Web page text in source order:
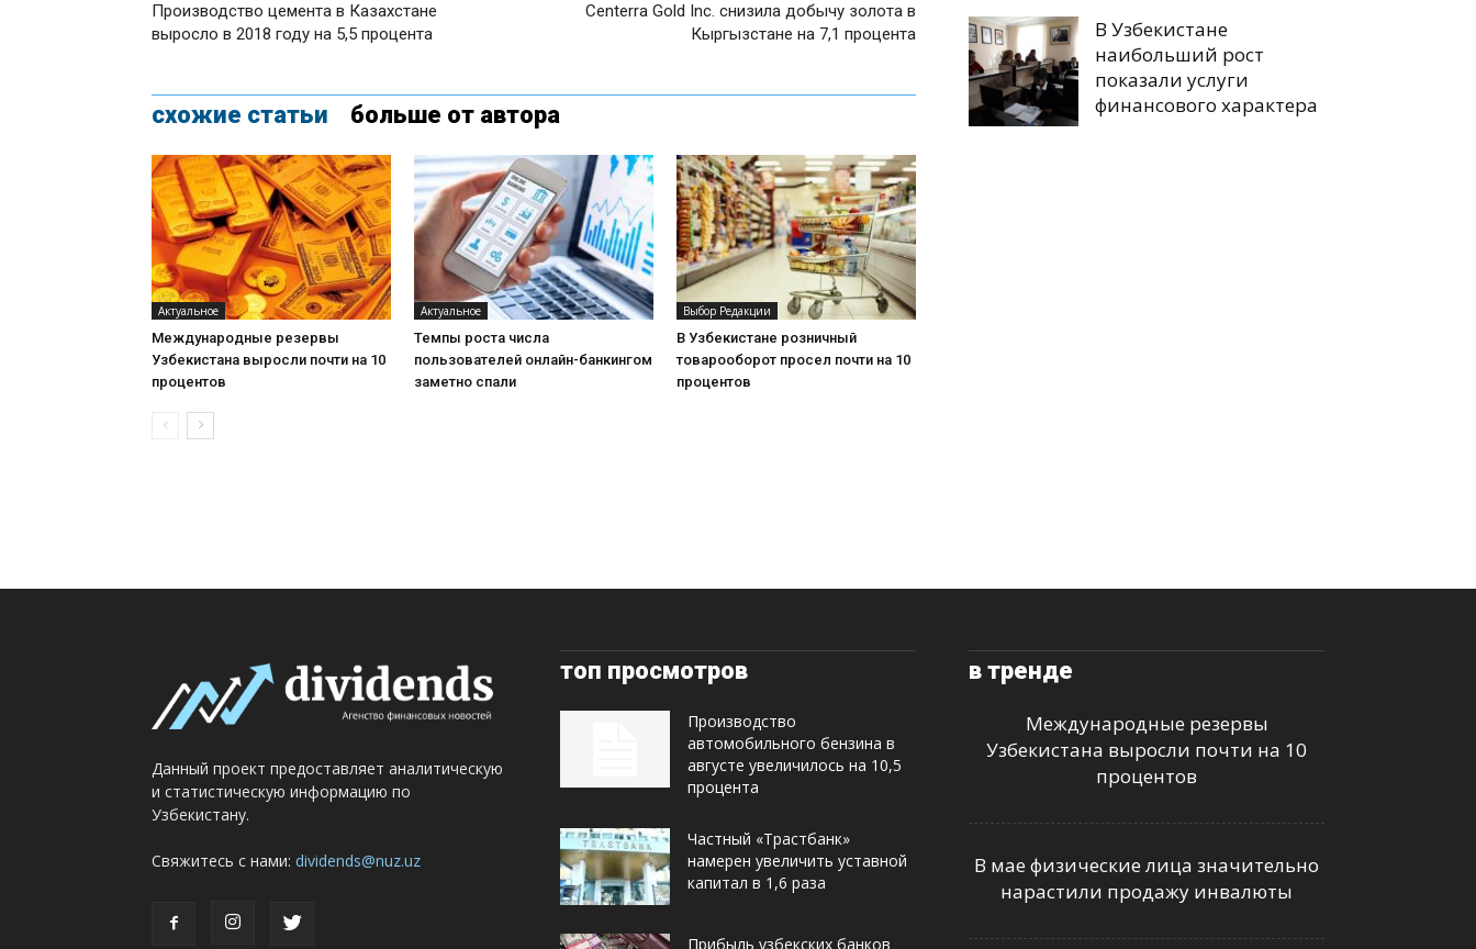
Производство цемента в Казахстане
выросло в 2018 году на 5,5 процента
Centerra Gold Inc. снизила добычу золота в
Кыргызстане на 7,1 процента
схожие статьи больше от автора
Актуальное
Международные резервы
Узбекистана выросли почти на 10
процентов
Актуальное
Темпы роста числа
пользователей онлайн-банкингом
заметно спали
Выбор Редакции
В Узбекистане розничный
товарооборот просел почти на 10
процентов
В Узбекистане
наибольший рост
показали услуги
финансового характера
Данный проект предоставляет аналитическую
и статистическую информацию по
Узбекистану.
Свяжитесь с нами: dividends@nuz.uz
топ просмотров
Производство
автомобильного бензина в
августе увеличилось на 10,5
процента
Частный «Трастбанк»
намерен увеличить уставной
капитал в 1,6 раза
Прибыль узбекских банков
в тренде
Международные резервы
Узбекистана выросли почти на 10
процентов
В мае физические лица значительно
нарастили продажу инвалюты